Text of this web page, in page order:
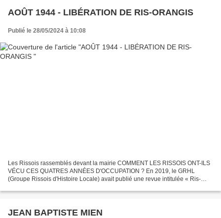
AOÛT 1944 - LIBÉRATION DE RIS-ORANGIS
Publié le 28/05/2024 à 10:08
Les Rissois rassemblés devant la mairie COMMENT LES RISSOIS ONT-ILS
VÉCU CES QUATRES ANNÉES D'OCCUPATION ? En 2019, le GRHL
(Groupe Rissois d'Histoire Locale) avait publié une revue intitulée « Ris-
JEAN BAPTISTE MIEN